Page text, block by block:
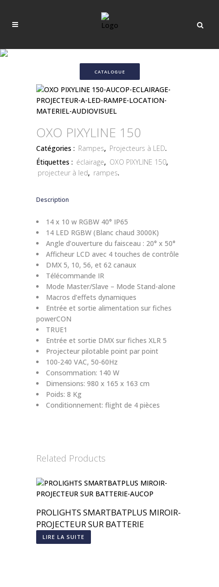
CATALOGUE
OXO PIXYLINE 150
Catégories : Rampes, Projecteurs à LED.
Étiquettes : éclairage, OXO PIXYLINE 150,
projecteur à led, rampes.
Description
14 x 10 w RGBW 40° IP65
14 LED RGBW (Blanc chaud 3000K)
Angle d’ouverture du faisceau : 20° x 50°
Afficheur LCD avec 4 touches de contrôle
DMX 5, 10, 56, et 62 canaux
Télécommande IR
Mode Master/Slave – Mode Stand-alone
Macros d’effets dynamiques
Entrée et sortie alimentation sur fiches
powerCON
TRUE1
Entrée et sortie DMX sur fiches XLR 5
Projecteur pilotable point par point
100-240 VAC, 50-60Hz
Consommation: 140 W
Dimensions: 980 x 165 x 163 cm
Poids: 8 Kg
Conditionnement: flight de 4 pièces
Related Products
PROLIGHTS SMARTBATPLUS MIROIR-
PROJECTEUR SUR BATTERIE
LIRE LA SUITE